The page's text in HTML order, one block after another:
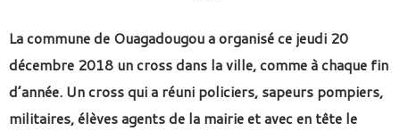
La commune de Ouagadougou a organisé ce jeudi 20
décembre 2018 un cross dans la ville, comme à chaque fin
d’année. Un cross qui a réuni policiers, sapeurs pompiers,
militaires, élèves agents de la mairie et avec en tête le